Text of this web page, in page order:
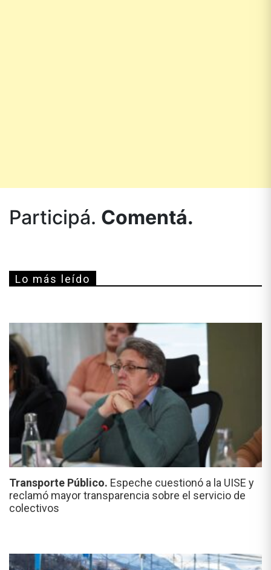
Participá. Comentá.
Lo más leído
Transporte Público. Espeche cuestionó a la UISE y
reclamó mayor transparencia sobre el servicio de
colectivos